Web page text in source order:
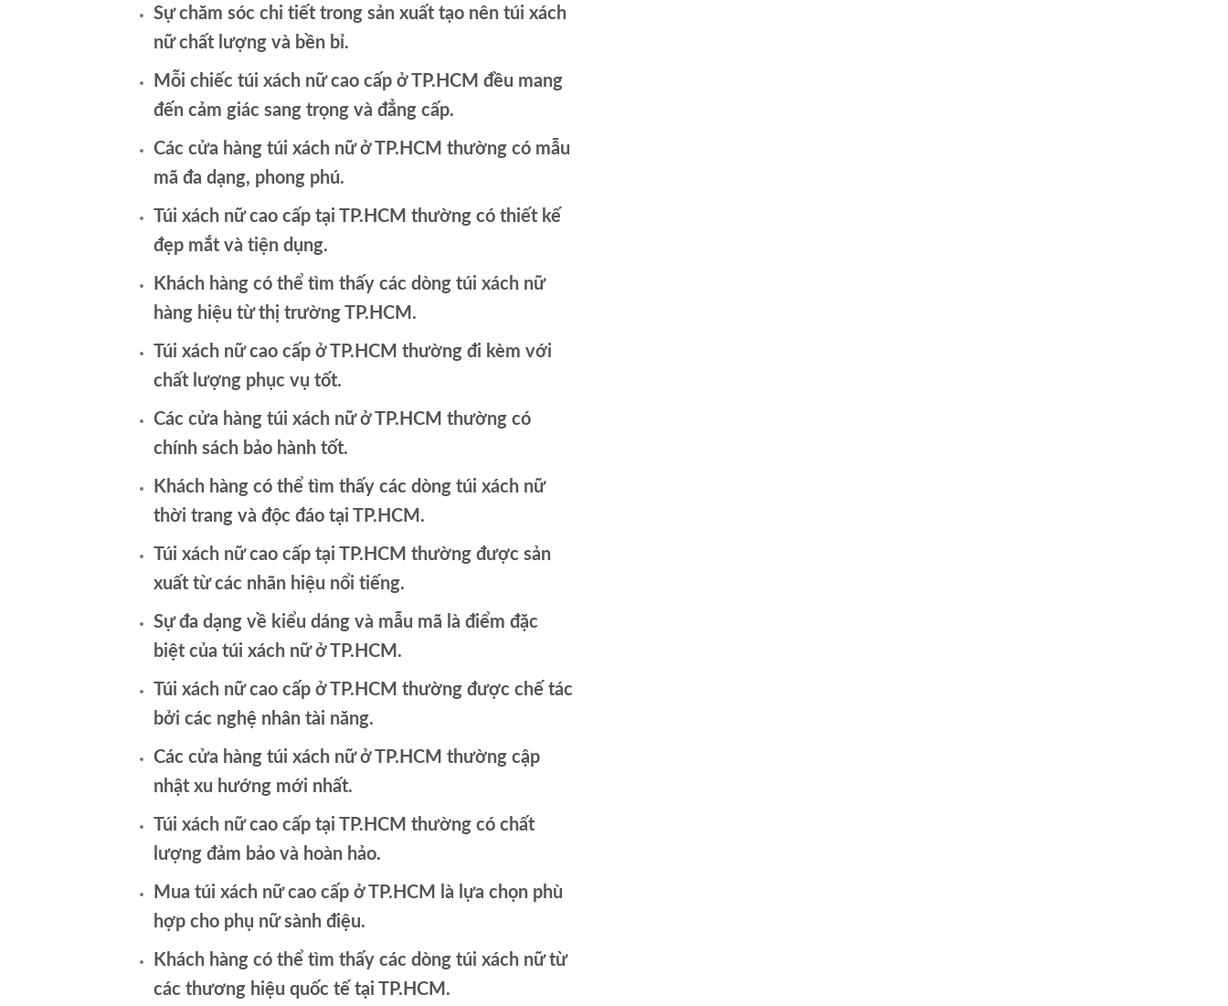
Sự chăm sóc chi tiết trong sản xuất tạo nên túi xách
nữ chất lượng và bền bỉ.
Mỗi chiếc túi xách nữ cao cấp ở TP.HCM đều mang
đến cảm giác sang trọng và đẳng cấp.
Các cửa hàng túi xách nữ ở TP.HCM thường có mẫu
mã đa dạng, phong phú.
Túi xách nữ cao cấp tại TP.HCM thường có thiết kế
đẹp mắt và tiện dụng.
Khách hàng có thể tìm thấy các dòng túi xách nữ
hàng hiệu từ thị trường TP.HCM.
Túi xách nữ cao cấp ở TP.HCM thường đi kèm với
chất lượng phục vụ tốt.
Các cửa hàng túi xách nữ ở TP.HCM thường có
chính sách bảo hành tốt.
Khách hàng có thể tìm thấy các dòng túi xách nữ
thời trang và độc đáo tại TP.HCM.
Túi xách nữ cao cấp tại TP.HCM thường được sản
xuất từ các nhãn hiệu nổi tiếng.
Sự đa dạng về kiểu dáng và mẫu mã là điểm đặc
biệt của túi xách nữ ở TP.HCM.
Túi xách nữ cao cấp ở TP.HCM thường được chế tác
bởi các nghệ nhân tài năng.
Các cửa hàng túi xách nữ ở TP.HCM thường cập
nhật xu hướng mới nhất.
Túi xách nữ cao cấp tại TP.HCM thường có chất
lượng đảm bảo và hoàn hảo.
Mua túi xách nữ cao cấp ở TP.HCM là lựa chọn phù
hợp cho phụ nữ sành điệu.
Khách hàng có thể tìm thấy các dòng túi xách nữ từ
các thương hiệu quốc tế tại TP.HCM.